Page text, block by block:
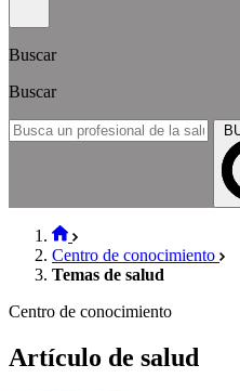
Buscar
Buscar
Centro de conocimiento
Temas de salud
Centro de conocimiento
Artículo de salud